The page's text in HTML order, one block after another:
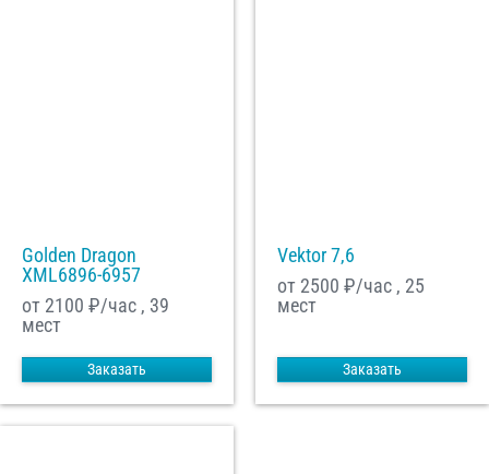
Golden Dragon
XML6896-6957
от 2100 ₽/час , 39
мест
Заказать
Vektor 7,6
от 2500 ₽/час , 25
мест
Заказать